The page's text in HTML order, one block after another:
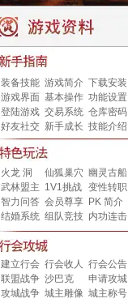
装备技能 游戏简介 下载安装
游戏界面 基本操作 功能设置
登陆游戏 交易系统 仓库密码
好友社交 新手成长 技能介绍
火龙 洞 仙狐巢穴 幽灵古船
武林盟主 1V1挑战 变性转职
智力问答 会员尊享 PK 简介
结婚系统 组队竞技 内功连击
建立行会 行会收人 行会公告
联盟战争 沙巴克 申请攻城
攻城战争 城主雕像 城主称号